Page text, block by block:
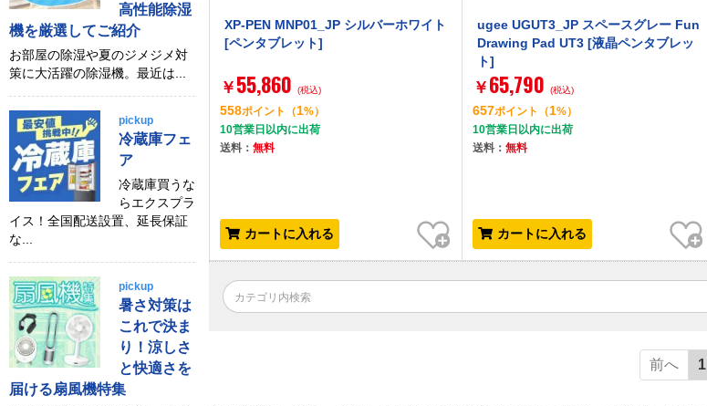
XP-PEN MNP01_JP シルバーホワイト
[ペンタブレット]
￥ 55,860 (税込)
558ポイント （1%）
10営業日以内に出荷
送料：無料
カートに入れる
お気に入り
ugee UGUT3_JP スペースグレー Fun
Drawing Pad UT3 [液晶ペンタブレッ
ト]
￥ 65,790 (税込)
657ポイント （1%）
10営業日以内に出荷
送料： 無料
カートに入れる
お気に入り
前へ 1
高性能除湿
機を厳選してご紹介
お部屋の除湿や夏のジメジメ対
策に大活躍の除湿機。最近は...
pickup
冷蔵庫フェ
ア
冷蔵庫買うな
らエクスプラ
イス！全国配送設置、延長保証
な...
pickup
暑さ対策は
これで決ま
り！涼しさ
と快適さを
届ける扇風機特集